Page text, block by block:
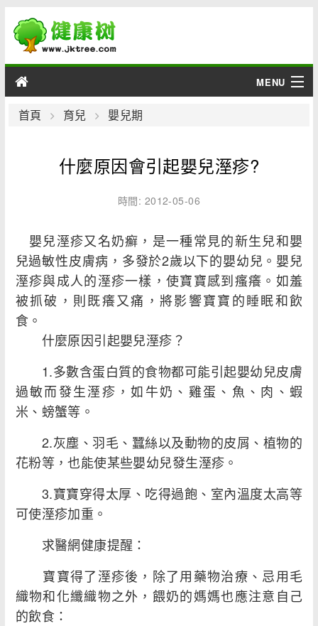
MENU
男性
綜合
疾病
首頁 育兒 嬰兒期
什麼原因會引起嬰兒溼疹?
時間: 2012-05-06
嬰兒溼疹又名奶癬，是一種常見的新生兒和嬰
兒過敏性皮膚病，多發於2歲以下的嬰幼兒。嬰兒
溼疹與成人的溼疹一樣，使寶寶感到瘙癢。如羞
被抓破，則既癢又痛，將影響寶寶的睡眠和飲
食。
什麼原因引起嬰兒溼疹？
1.多數含蛋白質的食物都可能引起嬰幼兒皮膚
過敏而發生溼疹，如牛奶、雞蛋、魚、肉、蝦
米、螃蟹等。
2.灰塵、羽毛、蠶絲以及動物的皮屑、植物的
花粉等，也能使某些嬰幼兒發生溼疹。
3.寶寶穿得太厚、吃得過飽、室內溫度太高等
可使溼疹加重。
求醫網健康提醒：
寶寶得了溼疹後，除了用藥物治療、忌用毛
織物和化纖織物之外，餵奶的媽媽也應注意自己
的飲食：